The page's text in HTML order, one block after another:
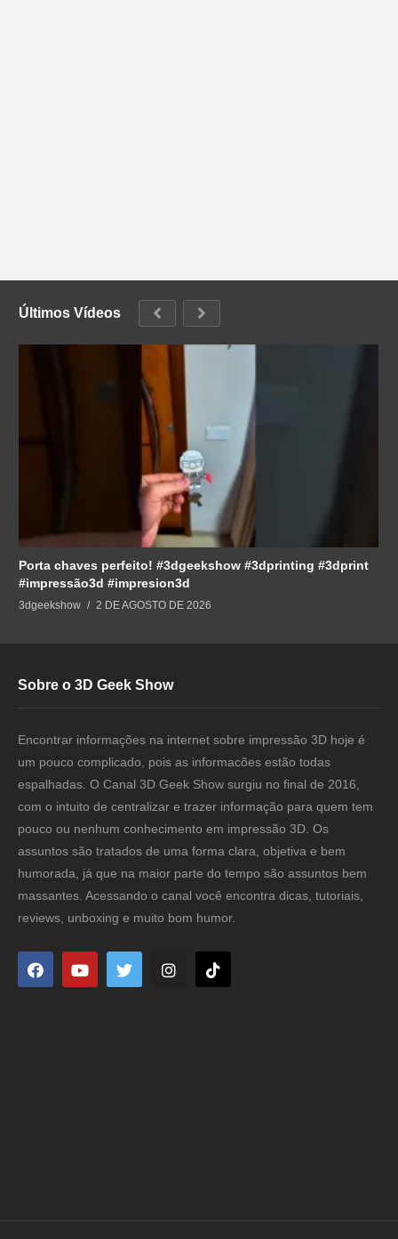
Últimos Vídeos
Porta chaves perfeito! #3dgeekshow #3dprinting #3dprint
#impressão3d #impresion3d
3dgeekshow 2 DE AGOSTO DE 2026
Sobre o 3D Geek Show
Encontrar informações na internet sobre impressão 3D hoje é
um pouco complicado, pois as informacões estão todas
espalhadas. O Canal 3D Geek Show surgiu no final de 2016,
com o intuito de centralizar e trazer informação para quem tem
pouco ou nenhum conhecimento em impressão 3D. Os
assuntos são tratados de uma forma clara, objetiva e bem
humorada, já que na maior parte do tempo são assuntos bem
massantes. Acessando o canal você encontra dicas, tutoriais,
reviews, unboxing e muito bom humor.